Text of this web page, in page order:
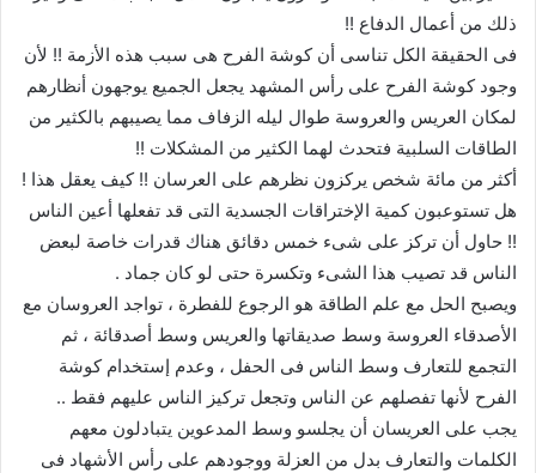
ذلك من أعمال الدفاع !!
فى الحقيقة الكل تناسى أن كوشة الفرح هى سبب هذه الأزمة !! لأن
وجود كوشة الفرح على رأس المشهد يجعل الجميع يوجهون أنظارهم
لمكان العريس والعروسة طوال ليله الزفاف مما يصيبهم بالكثير من
الطاقات السلبية فتحدث لهما الكثير من المشكلات !!
أكثر من مائة شخص يركزون نظرهم على العرسان !! كيف يعقل هذا !
هل تستوعبون كمية الإختراقات الجسدية التى قد تفعلها أعين الناس
!! حاول أن تركز على شىء خمس دقائق هناك قدرات خاصة لبعض
الناس قد تصيب هذا الشىء وتكسرة حتى لو كان جماد .
ويصبح الحل مع علم الطاقة هو الرجوع للفطرة ، تواجد العروسان مع
الأصدقاء العروسة وسط صديقاتها والعريس وسط أصدقائة ، ثم
التجمع للتعارف وسط الناس فى الحفل ، وعدم إستخدام كوشة
الفرح لأنها تفصلهم عن الناس وتجعل تركيز الناس عليهم فقط ..
يجب على العريسان أن يجلسو وسط المدعوين يتبادلون معهم
الكلمات والتعارف بدل من العزلة ووجودهم على رأس الأشهاد فى